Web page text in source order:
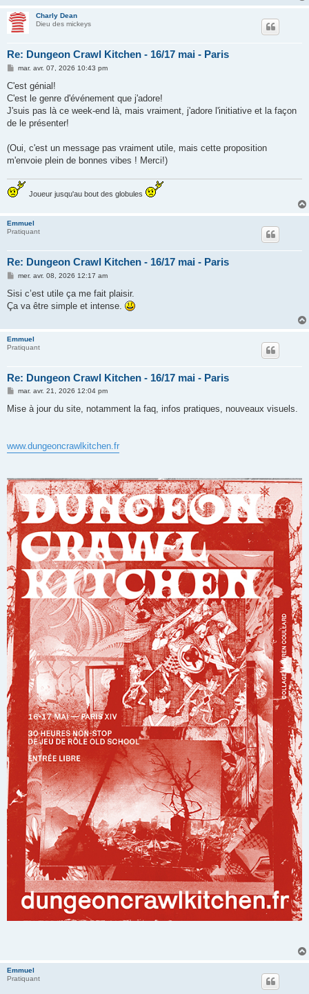
Charly Dean
Dieu des mickeys
Re: Dungeon Crawl Kitchen - 16/17 mai - Paris
M
s
a
g
mar. avr. 07, 2026 10:43 pm
C'est génial!
C'est le genre d'événement que j'adore!
J'suis pas là ce week-end là, mais vraiment, j'adore l'initiative et la façon
de le présenter!
(Oui, c'est un message pas vraiment utile, mais cette proposition
m'envoie plein de bonnes vibes ! Merci!)
Joueur jusqu'au bout des globules
Emmuel
Pratiquant
Re: Dungeon Crawl Kitchen - 16/17 mai - Paris
M
s
a
mer. avr. 08, 2026 12:17 am
Sisi c’est utile ça me fait plaisir.
Ça va être simple et intense.
Emmuel
Pratiquant
Re: Dungeon Crawl Kitchen - 16/17 mai - Paris
M
s
mar. avr. 21, 2026 12:04 pm
Mise à jour du site, notamment la faq, infos pratiques, nouveaux visuels.
www.dungeoncrawlkitchen.fr
Emmuel
Pratiquant